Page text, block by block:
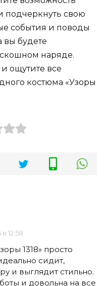
подчеркнуть свою
события и поводы
вы будете
наряде.
ощутите все
костюма «Узоры
в 12:58
1318» просто
сидит,
и выглядит стильно.
и довольна на все